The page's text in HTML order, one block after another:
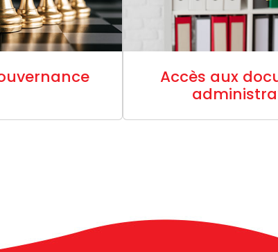
Accès aux